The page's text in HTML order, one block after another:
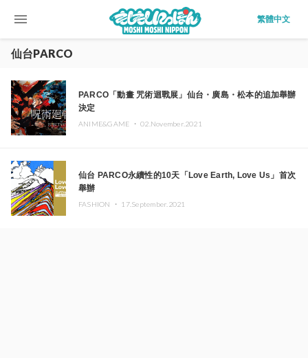
menu 繁體中文
仙台PARCO
PARCO「動畫 咒術迴戰展」仙台・廣島・松本的追加舉辦
決定
ANIME&GAME ・02.November.2021
仙台 PARCO永續性的10天「Love Earth, Love Us」首次
舉辦
FASHION ・ 17.September.2021